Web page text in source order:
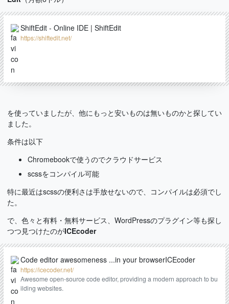
ShiftEdit - Online IDE | ShiftEdit
https://shiftedit.net/
を使っていましたが、他にもっと安いものは無いものかと探してい
ました。
条件は以下
Chromebookで使うのでクラウドサービス
scssをコンパイル可能
特に最近はscssの便利さは手放せないので、コンパイルは必須でし
た。
で、色々と有料・無料サービス、WordPressのプラグイン等も探し
つつ見つけたのがICEcoder
Code editor awesomeness ...in your browserICEcoder
https://icecoder.net/
Awesome open-source code editor, providing a modern approach to bu
ilding websites.